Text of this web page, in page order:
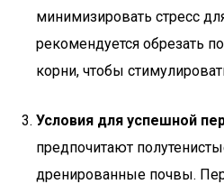
минимизировать стресс
рекомендуется обрезать
корни, чтобы
Условия для успешной
предпочитают
дренированные почвы.